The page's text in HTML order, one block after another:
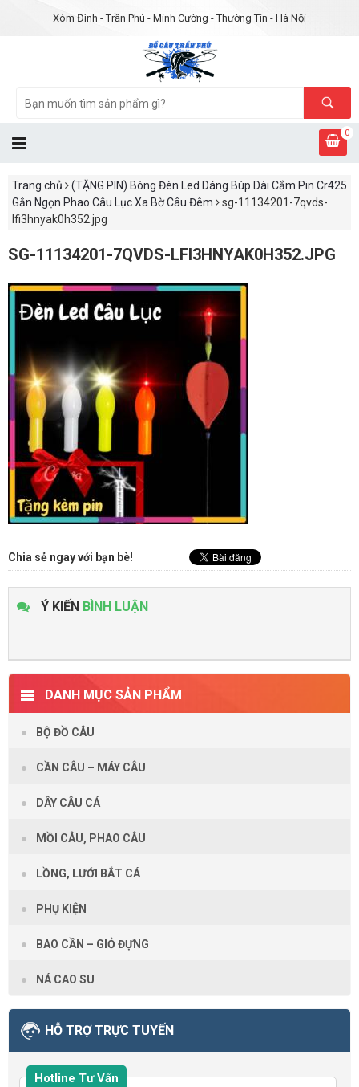
Xóm Đình - Trần Phú - Minh Cường - Thường Tín - Hà Nội
0
Trang chủ
(TẶNG PIN) Bóng Đèn Led Dáng Búp Dài Cắm Pin Cr425
Gắn Ngọn Phao Câu Lục Xa Bờ Câu Đêm
sg-11134201-7qvds-
lfi3hnyak0h352.jpg
SG-11134201-7QVDS-LFI3HNYAK0H352.JPG
Chia sẻ ngay với bạn bè!
Ý KIẾN BÌNH LUẬN
DANH MỤC SẢN PHẨM
BỘ ĐỒ CÂU
CẦN CÂU – MÁY CÂU
DÂY CÂU CÁ
MỒI CÂU, PHAO CÂU
LỒNG, LƯỚI BẮT CÁ
PHỤ KIỆN
BAO CẦN – GIỎ ĐỰNG
NÁ CAO SU
HỖ TRỢ TRỰC TUYẾN
Hotline Tư Vấn